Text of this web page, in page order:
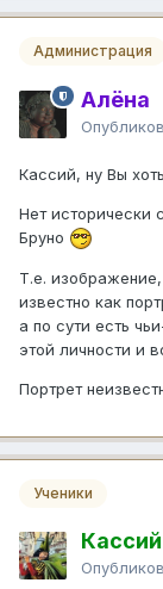
Администрация
Алёна
Кассий, ну Вы
Нет исторически
Бруно
Т.е.
известно как
а по сути есть
этой личности и
Портрет
Ученики
Кассий